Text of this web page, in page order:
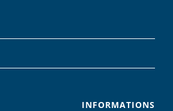
INFORMATIONS